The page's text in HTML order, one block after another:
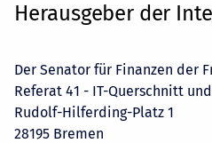
Herausgeber der
Der Senator für Finanzen der
Referat 41 - IT-Querschnitt
Rudolf-Hilferding-Platz 1
28195 Bremen